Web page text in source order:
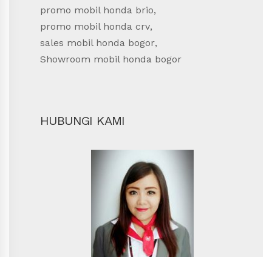
promo mobil honda brio,
promo mobil honda crv,
sales mobil honda bogor,
Showroom mobil honda bogor
HUBUNGI KAMI